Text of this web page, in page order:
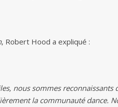
, Robert Hood a expliqué :
nous sommes
la communauté dance.